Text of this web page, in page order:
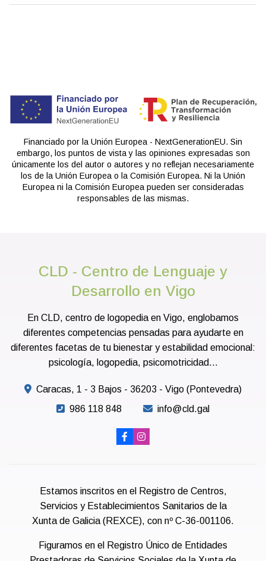
Financiado por la Unión Europea - NextGenerationEU. Sin
embargo, los puntos de vista y las opiniones expresadas son
únicamente los del autor o autores y no reflejan necesariamente
los de la Unión Europea o la Comisión Europea. Ni la Unión
Europea ni la Comisión Europea pueden ser consideradas
responsables de las mismas.
CLD - Centro de Lenguaje y
Desarrollo en Vigo
En CLD, centro de logopedia en Vigo, englobamos
diferentes competencias pensadas para ayudarte en
diferentes facetas de tu bienestar y estabilidad emocional:
psicología, logopedia, psicomotricidad...
Caracas, 1 - 3 Bajos - 36203 - Vigo (Pontevedra)
986 118 848
info@cld.gal
Estamos inscritos en el Registro de Centros,
Servicios y Establecimientos Sanitarios de la
Xunta de Galicia (REXCE), con nº C-36-001106.
Figuramos en el Registro Único de Entidades